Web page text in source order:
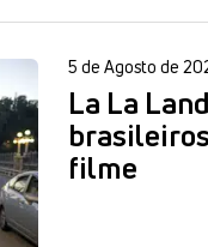
5 de Agosto de
La La
filme